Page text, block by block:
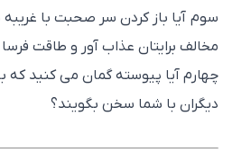
سوم آیا باز کردن سر صحبت با غریبه
مخالف برایتان عذاب آور و طاقت فرسا
چهارم آیا پیوسته گمان می کنید که باید
دیگران با شما سخن بگویند؟